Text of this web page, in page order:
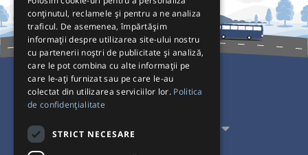
Pentru Călători
Pentru Transportatori
conținutul, reclamele și pentru a ne analiza
traficul. De asemenea, împărtășim
informații despre utilizarea site-ului nostru
cu partenerii noștri de publicitate și analiză,
care le pot combina cu alte informații pe
care le-ați furnizat sau pe care le-au
colectat din utilizarea serviciilor lor. Politica
de confidențialitate
STRICT NECESARE